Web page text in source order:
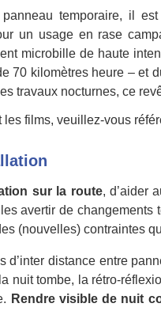
panneau temporaire, il
un usage en rase
microbille de haute
70 kilomètres heure – et
travaux nocturnes, ce
les films, veuillez-vous
sur la route, d’aider
avertir de
(nouvelles) contraintes
d’inter distance entre
nuit tombe, la rétro-
Rendre visible de nuit